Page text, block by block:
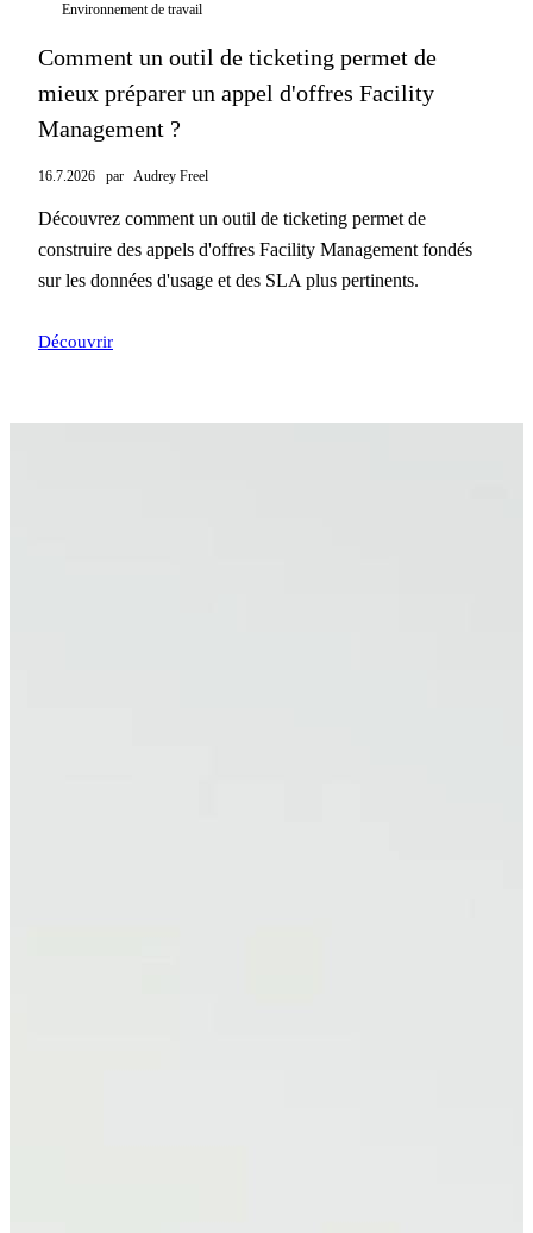
Environnement de travail
Comment un outil de ticketing permet de
mieux préparer un appel d'offres Facility
Management ?
16.7.2026 par Audrey Freel
Découvrez comment un outil de ticketing permet de
construire des appels d'offres Facility Management fondés
sur les données d'usage et des SLA plus pertinents.
Découvrir